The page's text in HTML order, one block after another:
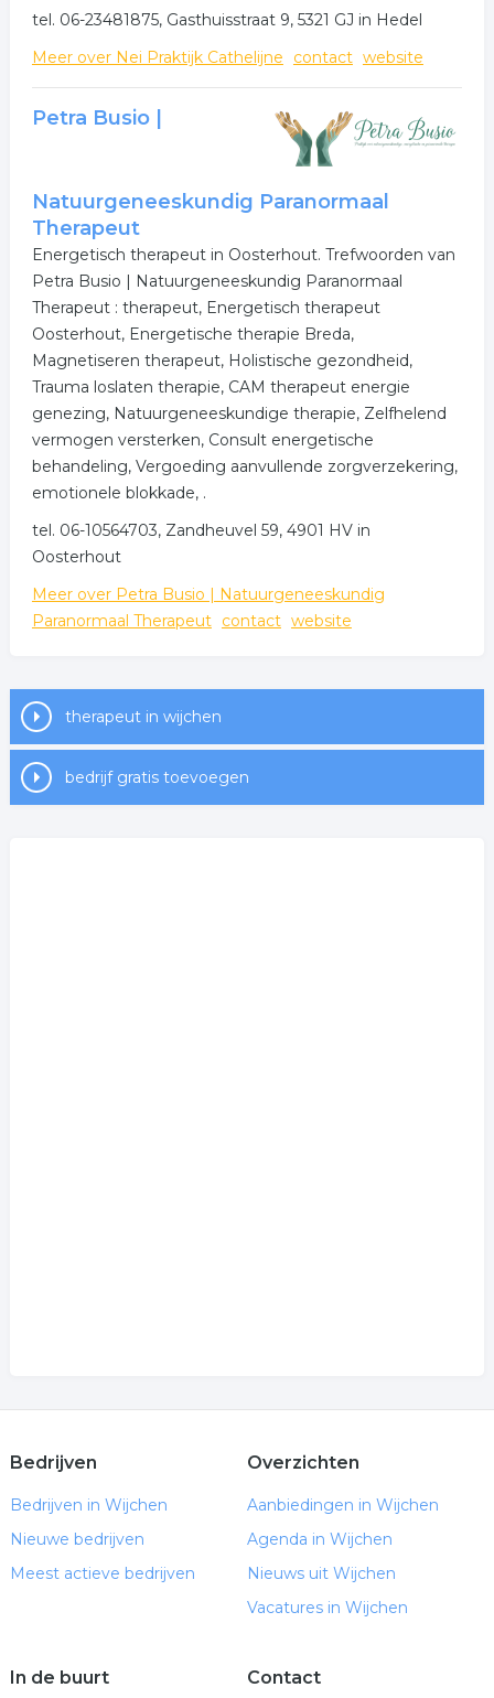
tel. 06-23481875, Gasthuisstraat 9, 5321 GJ in Hedel
Meer over Nei Praktijk Cathelijne
contact website
Petra Busio |
Natuurgeneeskundig Paranormaal
Therapeut
Energetisch therapeut in Oosterhout. Trefwoorden van
Petra Busio | Natuurgeneeskundig Paranormaal
Therapeut : therapeut, Energetisch therapeut
Oosterhout, Energetische therapie Breda,
Magnetiseren therapeut, Holistische gezondheid,
Trauma loslaten therapie, CAM therapeut energie
genezing, Natuurgeneeskundige therapie, Zelfhelend
vermogen versterken, Consult energetische
behandeling, Vergoeding aanvullende zorgverzekering,
emotionele blokkade, .
tel. 06-10564703, Zandheuvel 59, 4901 HV in
Oosterhout
Meer over Petra Busio | Natuurgeneeskundig
Paranormaal Therapeut contact website
therapeut in wijchen
bedrijf gratis toevoegen
Bedrijven
Bedrijven in Wijchen
Nieuwe bedrijven
Meest actieve bedrijven
Overzichten
Aanbiedingen in Wijchen
Agenda in Wijchen
Nieuws uit Wijchen
Vacatures in Wijchen
In de buurt Contact